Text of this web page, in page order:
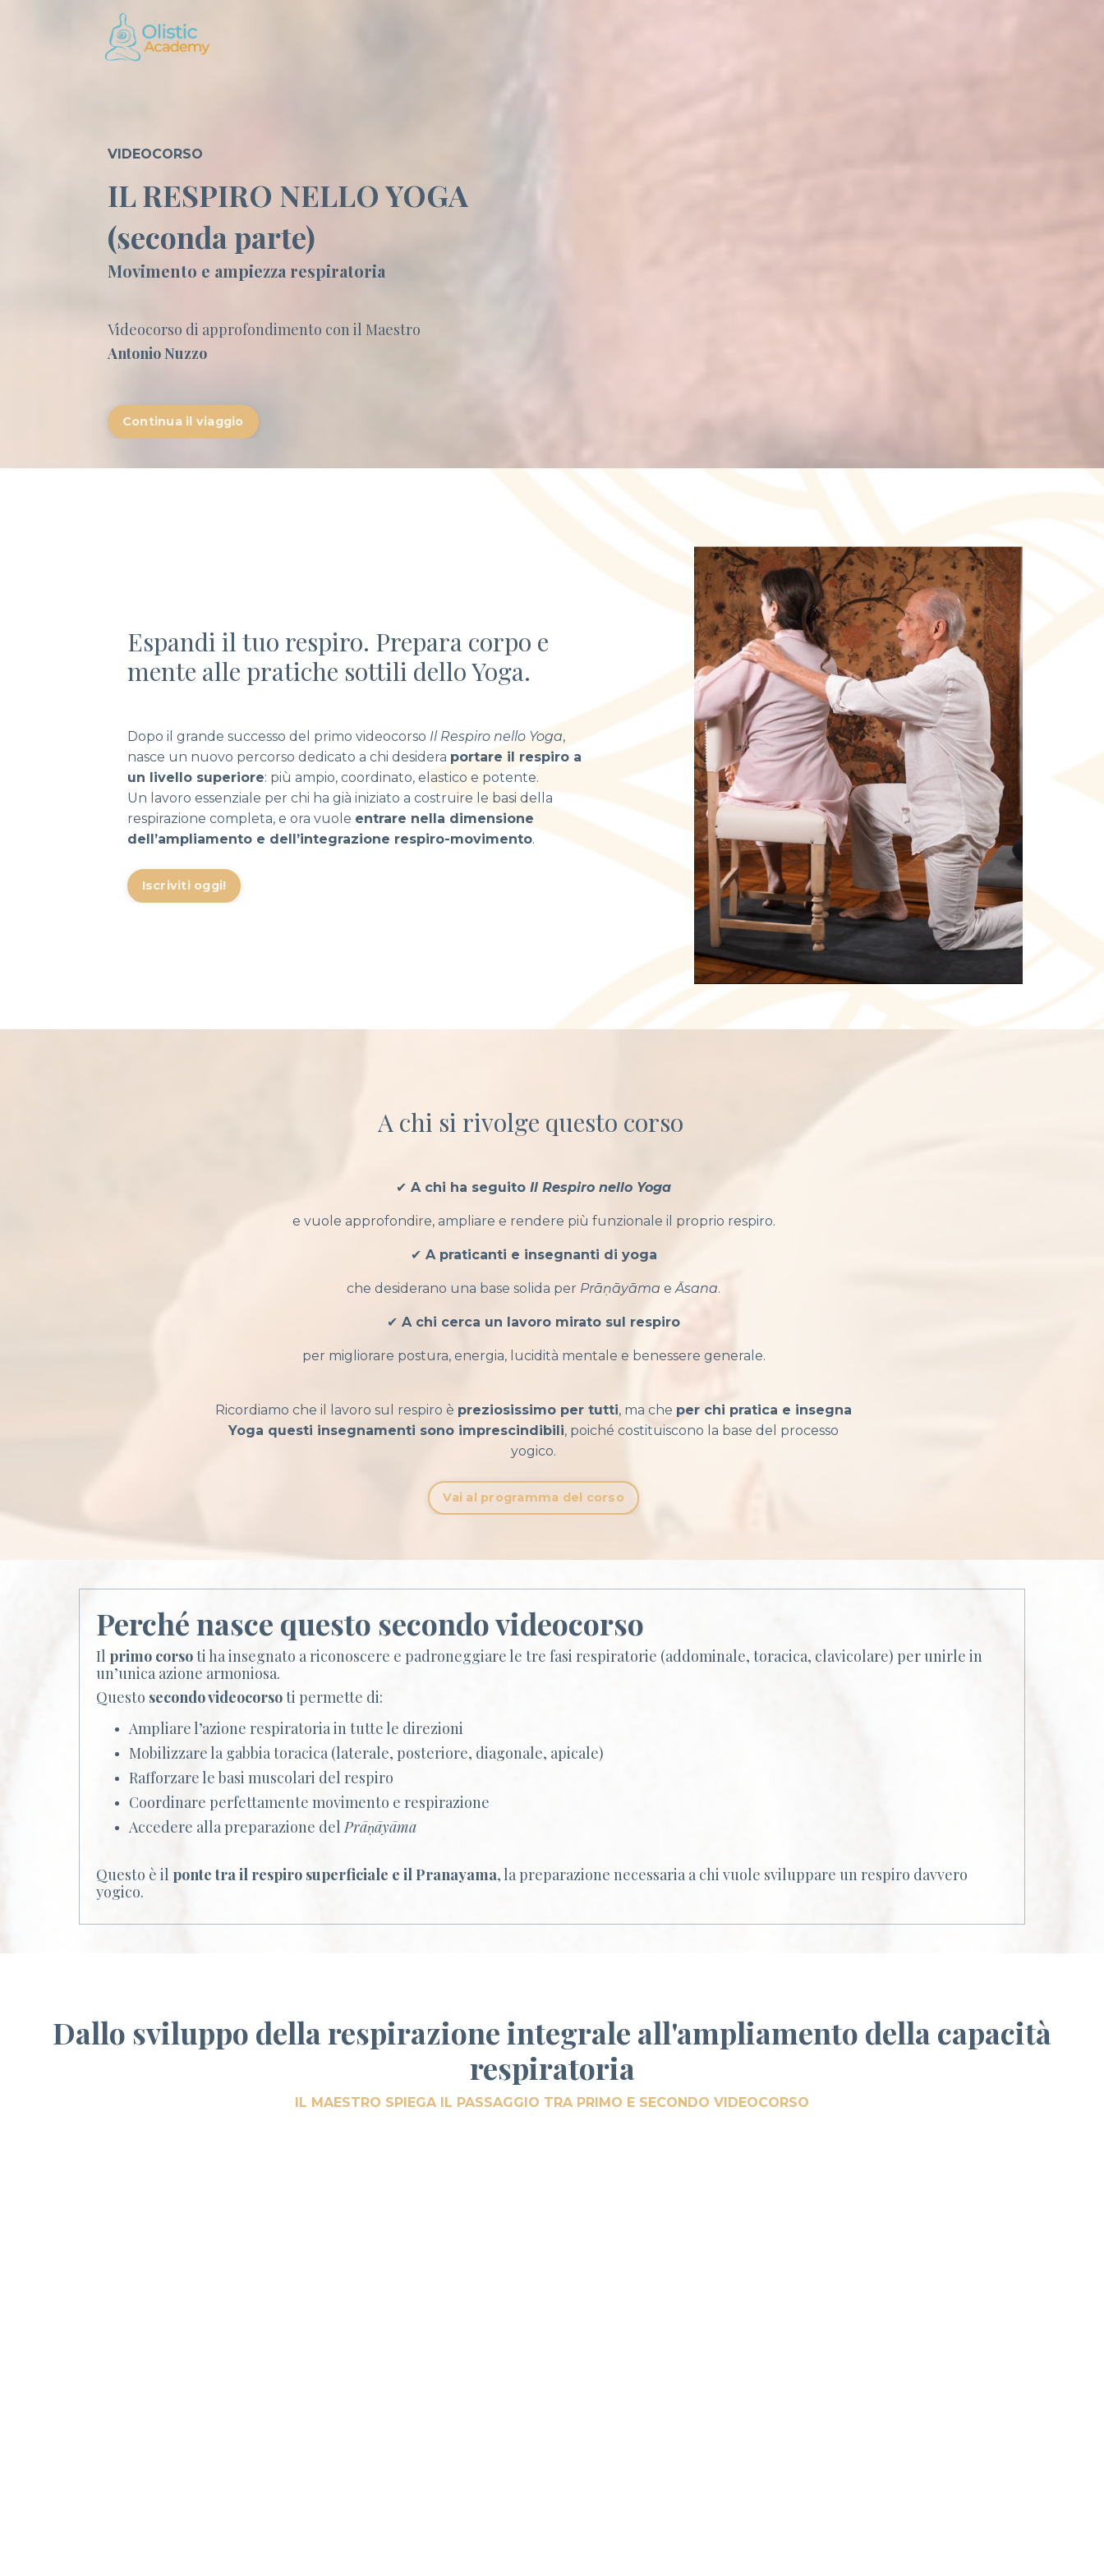
VIDEOCORSO
IL RESPIRO NELLO YOGA
(seconda parte)
Movimento e ampiezza respiratoria
Videocorso di approfondimento con il Maestro
Antonio Nuzzo
Continua il viaggio
Espandi il tuo respiro. Prepara corpo e
mente alle pratiche sottili dello Yoga.
Dopo il grande successo del primo videocorso Il Respiro nello Yoga,
nasce un nuovo percorso dedicato a chi desidera portare il respiro a
un livello superiore: più ampio, coordinato, elastico e potente.
Un lavoro essenziale per chi ha già iniziato a costruire le basi della
respirazione completa, e ora vuole entrare nella dimensione
dell’ampliamento e dell’integrazione respiro-movimento.
Iscriviti oggi!
A chi si rivolge questo corso
✔ A chi ha seguito Il Respiro nello Yoga
e vuole approfondire, ampliare e rendere più funzionale il proprio respiro.
✔ A praticanti e insegnanti di yoga
che desiderano una base solida per Prāṇāyāma eĀsana.
✔ A chi cerca un lavoro mirato sul respiro
per migliorare postura, energia, lucidità mentale e benessere generale.
Ricordiamo che il lavoro sul respiro è preziosissimo per tutti, ma che per chi pratica e insegna
Yoga questi insegnamenti sono imprescindibili, poiché costituiscono la base del processo
yogico.
Vai al programma del corso
Perché nasce questo secondo videocorso
Il primo corsoti ha insegnato a riconoscere e padroneggiare le tre fasi respiratorie (addominale, toracica, clavicolare) per unirle in
un’unica azione armoniosa.
Questo secondo videocorsoti permette di:
Ampliare l’azione respiratoria in tutte le direzioni
Mobilizzare la gabbia toracica (laterale, posteriore, diagonale, apicale)
Rafforzare le basi muscolari del respiro
Coordinare perfettamente movimento e respirazione
Accedere alla preparazione delPrāṇāyāma
Questo è il ponte tra il respiro superficiale e il Pranayama, la preparazione necessaria a chi vuole sviluppare un respiro davvero
yogico.
Dallo sviluppo della respirazione integrale all'ampliamento della capacità
respiratoria
IL MAESTRO SPIEGA IL PASSAGGIO TRA PRIMO E SECONDO VIDEOCORSO